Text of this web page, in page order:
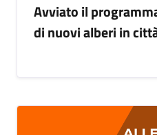
Avviato il
di nuovi alberi in